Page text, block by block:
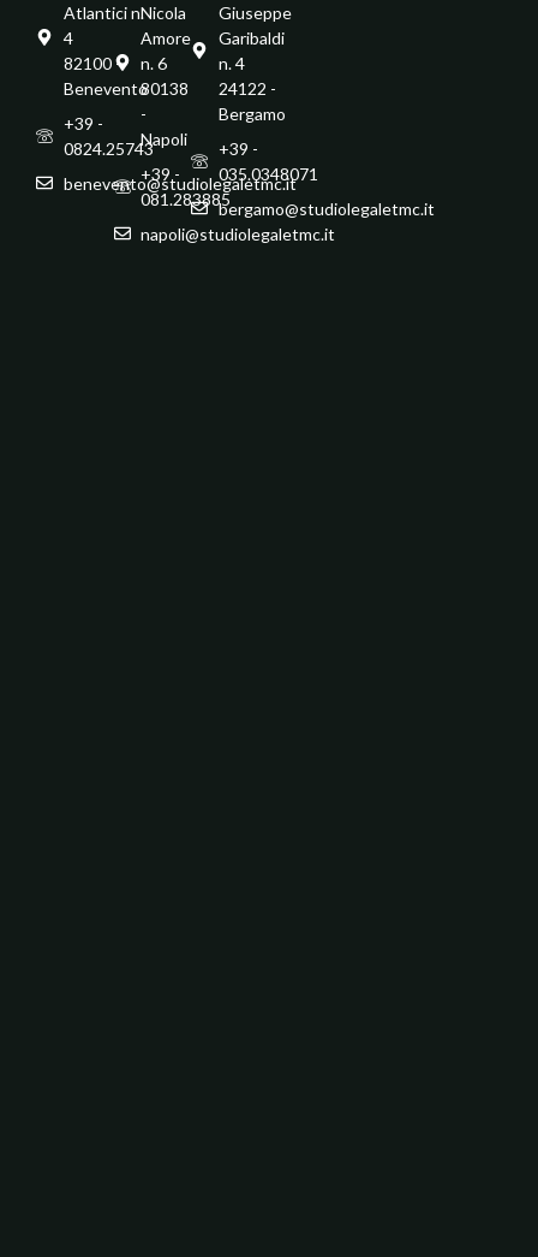
Atlantici n.
4
82100 -
Benevento
+39 -
0824.25743
benevento@studiolegaletmc.it
Nicola
Amore
n. 6
80138
-
Napoli
+39 -
081.283885
napoli@studiolegaletmc.it
Giuseppe
Garibaldi
n. 4
24122 -
Bergamo
+39 -
035.0348071
bergamo@studiolegaletmc.it